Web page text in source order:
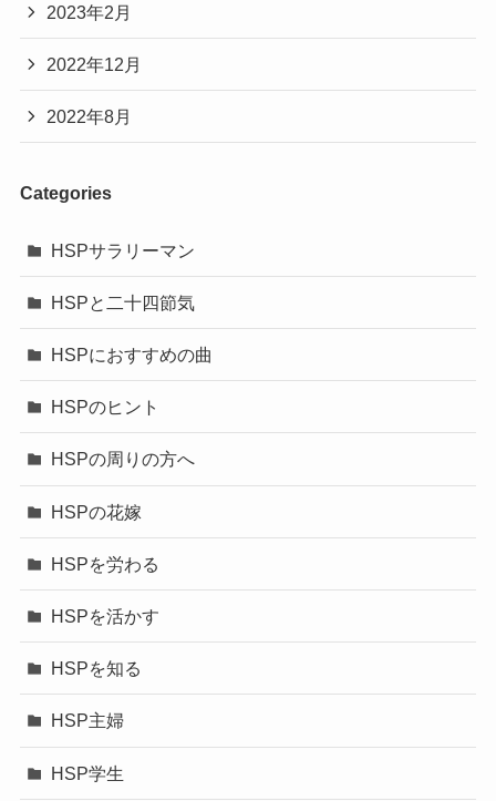
2023年2月
2022年12月
2022年8月
Categories
HSPサラリーマン
HSPと二十四節気
HSPにおすすめの曲
HSPのヒント
HSPの周りの方へ
HSPの花嫁
HSPを労わる
HSPを活かす
HSPを知る
HSP主婦
HSP学生